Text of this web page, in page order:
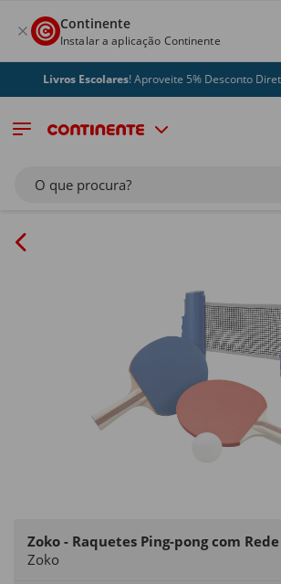
Continente
Instalar a aplicação Continente
Livros Escolares! Aproveite 5% Desconto Direto
O que procura?
Zoko - Raquetes Ping-pong com Rede
Zoko